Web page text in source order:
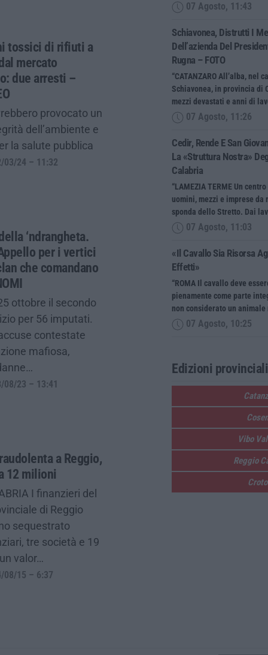
tossici di rifiuti a
mercato
due arresti –
provocato un
dell’ambiente e
la salute pubblica
03/24 – 11:32
‘ndrangheta.
per i vertici
che comandano
ottobre il secondo
per 56 imputati.
contestate
mafiosa,
08/23 – 13:41
a Reggio,
12 milioni
I finanzieri del
di Reggio
sequestrato
tre società e 19
valor…
08/15 – 6:37
07 Agosto, 11:43
Schiavonea, Distrutti I
Dell’azienda Del
Rugna – FOTO
“CATANZARO All’alba, nel
Schiavonea, in provincia di
mezzi devastati e anni di
07 Agosto, 11:26
Cedir, Rende E San
La «struttura Nostra»
Calabria
“LAMEZIA TERME Un
uomini, mezzi e imprese da
sponda dello Stretto. Dai
07 Agosto, 11:03
«Il Cavallo Sia Risorsa
Effetti»
“ROMA Il cavallo deve
pienamente come parte
non considerato un
07 Agosto, 10:25
Edizioni provinciali
Vibo
Reggio